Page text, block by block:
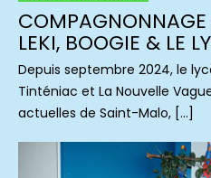
LEKI, BOOGIE & LE
Depuis septembre 2024, le
Tinténiac et La Nouvelle
actuelles de Saint-Malo, […]